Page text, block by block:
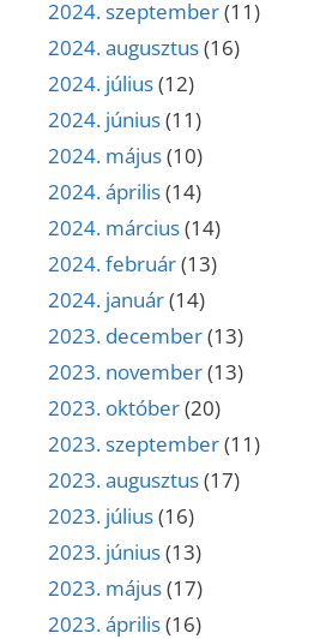
2024. szeptember(11)
2024. augusztus(16)
2024. július(12)
2024. június(11)
2024. május(10)
2024. április(14)
2024. március(14)
2024. február(13)
2024. január(14)
2023. december(13)
2023. november(13)
2023. október(20)
2023. szeptember(11)
2023. augusztus(17)
2023. július(16)
2023. június(13)
2023. május(17)
2023. április(16)